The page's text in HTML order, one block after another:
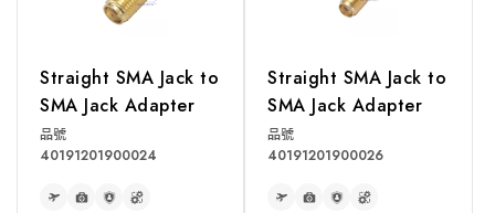
Straight SMA Jack to
SMA Jack Adapter
品號
40191201900024
Straight SMA Jack to
SMA Jack Adapter
品號
40191201900026